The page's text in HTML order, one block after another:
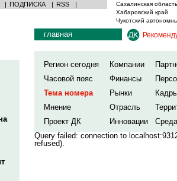
| ПОДПИСКА | RSS |
Сахалинская область
Хабаровский край
Чукотский
главная
Регион сегодня Компании
Часовой пояс
Финансы
Тема номера
Рынки
Мнение
Отрасль
Проект ДК
Инновации
Query failed: connection to
refused).